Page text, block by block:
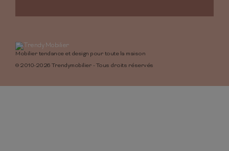
Mobilier tendance et design pour toute la maison
© 2010-2026 Trendymobilier - Tous droits réservés